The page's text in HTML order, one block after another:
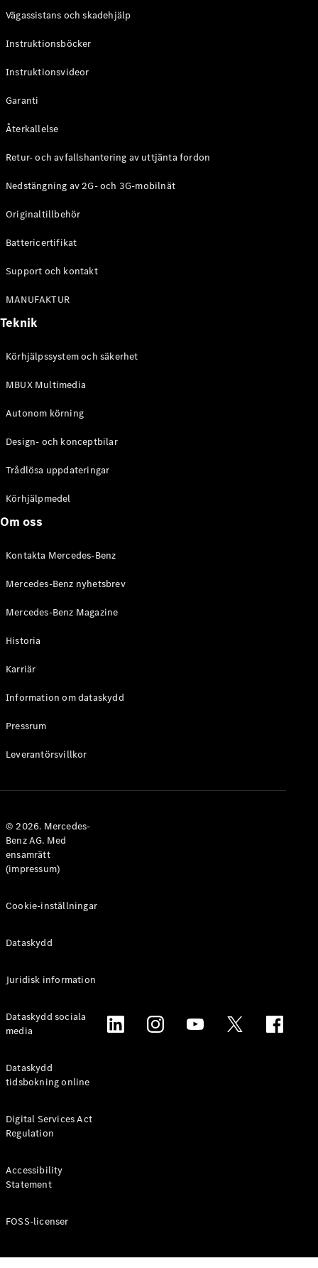
Mercedes-
AMG GT
Coupé
Benz Online
Store
Cabriolet / Roadster
CLE
Mercedes-
Roadster
Maybach SL
Monogram
Series
Store
VLE Elektrisk
Mercedes-
Familjebilar
van
Marco Polo
Marco Polo
Horizon
Konfigurator
Store
Vägassistans och skadehjälp
Instruktionsböcker
Instruktionsvideor
Garanti
Återkallelse
Retur- och avfallshantering av uttjänta fordon
Nedstängning av 2G- och 3G-mobilnät
Originaltillbehör
Battericertifikat
Support och kontakt
MANUFAKTUR
Teknik
Körhjälpssystem och säkerhet
MBUX Multimedia
Autonom körning
Design- och konceptbilar
Trådlösa uppdateringar
Körhjälpmedel
Om oss
Kontakta Mercedes-Benz
Mercedes-Benz nyhetsbrev
Mercedes-Benz Magazine
Historia
Karriär
Information om dataskydd
Pressrum
Leverantörsvillkor
© 2026. Mercedes-
Benz AG. Med
ensamrätt
(impressum)
Cookie-inställningar
Dataskydd
Juridisk information
Dataskydd sociala
media
Dataskydd
tidsbokning online
Digital Services Act
Regulation
Accessibility
Statement
FOSS-licenser